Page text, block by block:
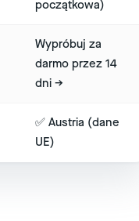
początkowa)
Wypróbuj za
darmo przez 14
dni →
✅ Austria (dane
UE)